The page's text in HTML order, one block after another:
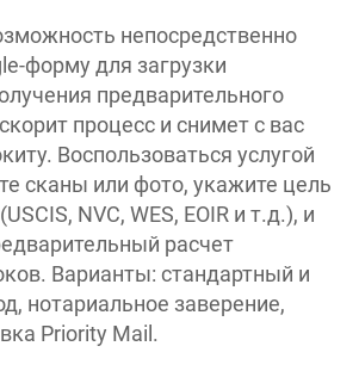
непосредственно
форму для загрузки
предварительного
процесс и снимет с вас
Воспользоваться услугой
сканы или фото, укажите цель
NVC, WES, EOIR и т.д.), и
расчет
Варианты: стандартный и
нотариальное заверение,
Priority Mail.